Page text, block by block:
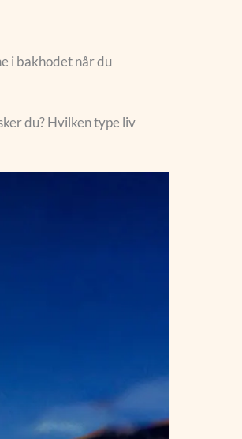
i bakhodet når du
du? Hvilken type liv